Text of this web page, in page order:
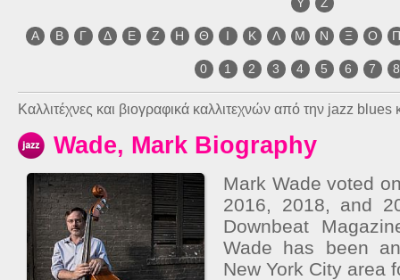
Α Β Γ Δ Ε Ζ Η Θ Ι Κ Λ Μ Ν Ξ Ο
0 1 2 3 4 5 6 7 8
Καλλιτέχνες και βιογραφικά καλλιτεχνών από την jazz blues
Wade, Mark Biography
Mark Wade voted
2016, 2018, and
Downbeat
Wade has been
New York City area